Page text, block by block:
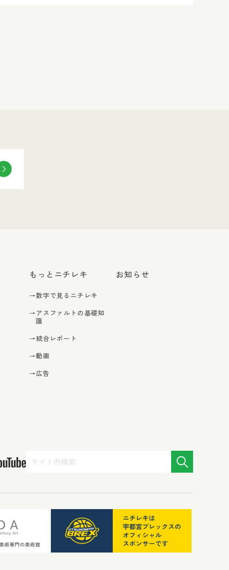
もっとニチレキ
→数字で見るニチレキ
→アスファルトの基礎知
識
→統合レポート
→動画
→広告
お知らせ